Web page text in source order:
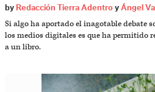
by Redacción Tierra Adentro y Ángel
Si algo ha aportado el inagotable debate
los medios digitales es que ha permitido
a un libro.